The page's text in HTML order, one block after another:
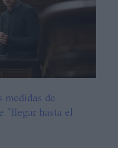
medidas de
"llegar hasta el